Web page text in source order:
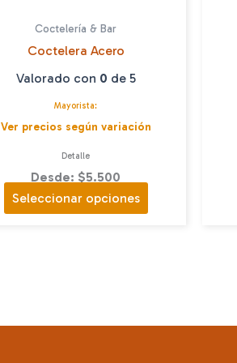
Coctelería & Bar
Coctelera Acero
Valorado con 0 de 5
Mayorista:
Ver precios según variación
Detalle
Desde: $5.500
Seleccionar opciones
producto
opciones